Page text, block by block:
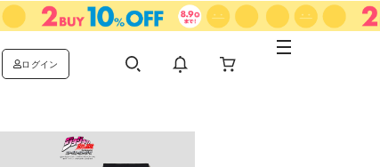
ログイン